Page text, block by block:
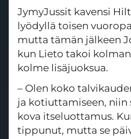
JymyJussit kavensi
lyödyllä toisen
mutta tämän jälkeen
kun Lieto takoi
kolme lisäjuoksua.
– Olen koko
ja kotiuttamiseen, niin
kova itseluottamus.
tippunut, mutta se